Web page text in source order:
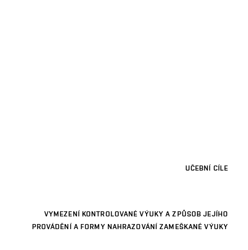
UČEBNÍ CÍLE
VYMEZENÍ KONTROLOVANÉ VÝUKY A ZPŮSOB JEJÍHO
PROVÁDĚNÍ A FORMY NAHRAZOVÁNÍ ZAMEŠKANÉ VÝUKY